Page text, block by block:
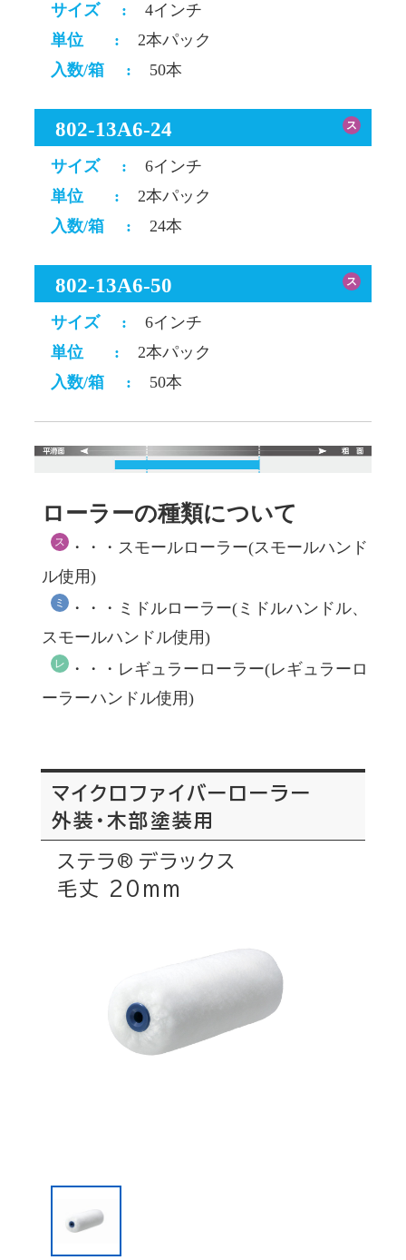
サイズ :
4インチ
単位
:
2本パック
入数/箱
: 50本
802-13A6-24 ス
サイズ :
6インチ
単位
:
2本パック
入数/箱
: 24本
802-13A6-50 ス
サイズ :
6インチ
単位
:
2本パック
入数/箱
: 50本
ローラーの種類について
ス ・・・スモールローラー(スモールハンド
ル使用)
ミ ・・・ミドルローラー(ミドルハンドル、
スモールハンドル使用)
レ ・・・レギュラーローラー(レギュラーロ
ーラーハンドル使用)
マイクロファイバーローラー
外装・木部塗装用
ステラ ® デラックス
毛丈 20mm